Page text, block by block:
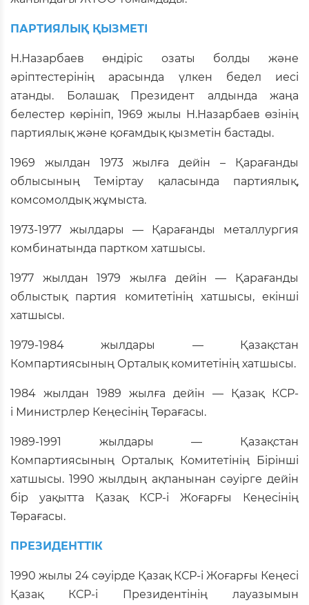
ПАРТИЯЛЫҚ ҚЫЗМЕТІ
Н.Назарбаев өндіріс озаты болды және
әріптестерінің арасында үлкен бедел иесі
атанды. Болашақ Президент алдында жаңа
белестер көрініп, 1969 жылы Н.Назарбаев өзінің
партиялық және қоғамдық қызметін бастады.
1969 жылдан 1973 жылға дейін – Қарағанды
облысының Теміртау қаласында партиялық,
комсомолдық жұмыста.
1973-1977 жылдары — Қарағанды металлургия
комбинатында партком хатшысы.
1977 жылдан 1979 жылға дейін — Қарағанды
облыстық партия комитетінің хатшысы, екінші
хатшысы.
1979-1984 жылдары — Қазақстан
Компартиясының Орталық комитетінің хатшысы.
1984 жылдан 1989 жылға дейін — Қазақ КСР-
і Министрлер Кеңесінің Төрағасы.
1989-1991 жылдары — Қазақстан
Компартиясының Орталық Комитетінің Бірінші
хатшысы. 1990 жылдың ақпанынан сәуірге дейін
бір уақытта Қазақ КСР-і Жоғарғы Кеңесінің
Төрағасы.
ПРЕЗИДЕНТТІК
1990 жылы 24 сәуірде Қазақ КСР-і Жоғарғы Кеңесі
Қазақ КСР-і Президентінің лауазымын